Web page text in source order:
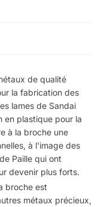
de qualité
la fabrication des
lames de Sandai
en plastique pour la
à la broche une
à l'image des
Paille qui ont
devenir plus forts.
broche est
métaux précieux,